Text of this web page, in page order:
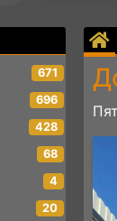
671
696
428
68
4
20